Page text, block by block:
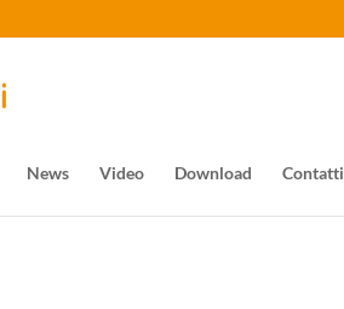
News Video Download Contatti